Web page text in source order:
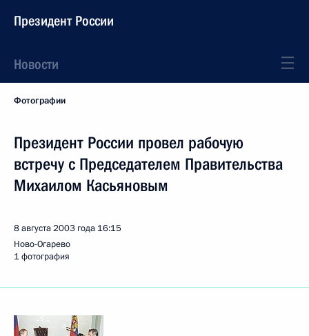
Президент России
Новости
Фотографии
Президент России провел рабочую
встречу с Председателем Правительства
Михаилом Касьяновым
8 августа 2003 года 16:15
Ново-Огарево
1 фотография